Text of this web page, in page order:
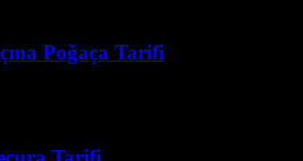
Poğaça Tarifi